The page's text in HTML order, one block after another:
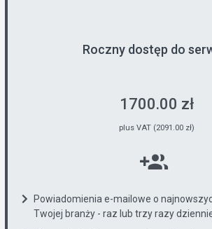
Roczny dostęp do
1700.00 zł
plus VAT (2091.00 zł)
Powiadomienia e-mailowe o
Twojej branży - raz lub trzy razy